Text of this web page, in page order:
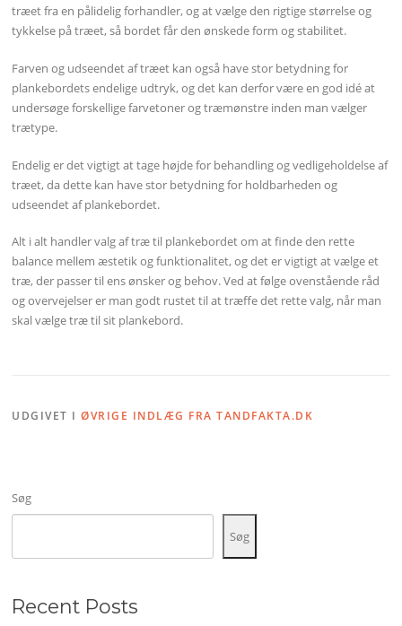
træet fra en pålidelig forhandler, og at vælge den rigtige størrelse og
tykkelse på træet, så bordet får den ønskede form og stabilitet.
Farven og udseendet af træet kan også have stor betydning for
plankebordets endelige udtryk, og det kan derfor være en god idé at
undersøge forskellige farvetoner og træmønstre inden man vælger
trætype.
Endelig er det vigtigt at tage højde for behandling og vedligeholdelse af
træet, da dette kan have stor betydning for holdbarheden og
udseendet af plankebordet.
Alt i alt handler valg af træ til plankebordet om at finde den rette
balance mellem æstetik og funktionalitet, og det er vigtigt at vælge et
træ, der passer til ens ønsker og behov. Ved at følge ovenstående råd
og overvejelser er man godt rustet til at træffe det rette valg, når man
skal vælge træ til sit plankebord.
UDGIVET IØVRIGE INDLÆG FRA TANDFAKTA.DK
Søg
Søg
Recent Posts